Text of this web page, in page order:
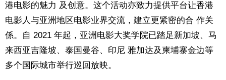
港电影的魅力 及创意。这个活动亦致力提供平台让香港
电影人与亚洲地区电影业界交流，建立更紧密的合 作关
係。自 2021 年起，亚洲电影大奖学院已踏足新加坡、马
来西亚吉隆坡、泰国曼谷、印尼 雅加达及柬埔寨金边等
多个国际城市举行巡回放映。